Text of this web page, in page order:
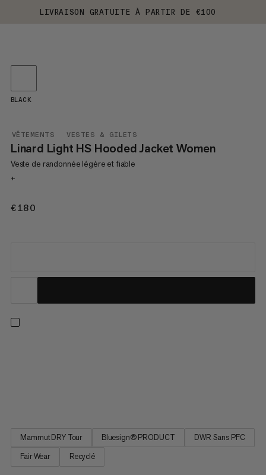
LIVRAISON GRATUITE À PARTIR DE €100
VÊTEMENTS VESTES & GILETS
Linard Light HS Hooded Jacket Women
Veste de randonnée légère et fiable
+
€180
BLACK
Mammut DRY Tour Bluesign® PRODUCT
DWR Sans PFC
Fair Wear
Recyclé